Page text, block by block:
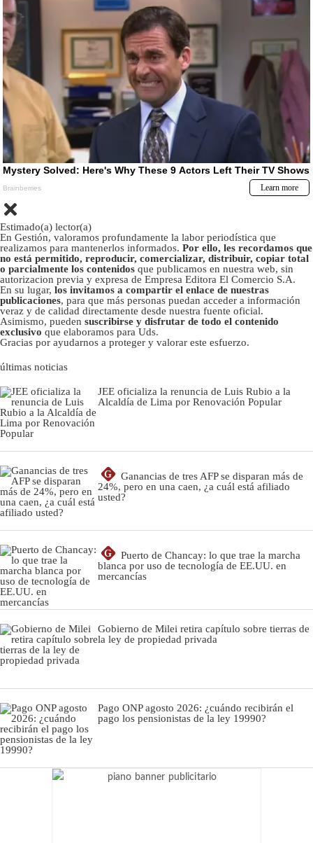
Estimado(a) lector(a)
En Gestión, valoramos profundamente la labor periodística que
realizamos para mantenerlos informados. Por ello, les recordamos que
no está permitido, reproducir, comercializar, distribuir, copiar total
o parcialmente los contenidos que publicamos en nuestra web, sin
autorizacion previa y expresa de Empresa Editora El Comercio S.A.
En su lugar, los invitamos a compartir el enlace de nuestras
publicaciones, para que más personas puedan acceder a información
veraz y de calidad directamente desde nuestra fuente oficial.
Asimismo, pueden suscribirse y disfrutar de todo el contenido
exclusivo que elaboramos para Uds.
Gracias por ayudarnos a proteger y valorar este esfuerzo.
últimas noticias
JEE oficializa la renuncia de Luis Rubio a la
Alcaldía de Lima por Renovación Popular
G
Ganancias de tres AFP se disparan más de
24%, pero en una caen, ¿a cuál está afiliado
usted?
G
Puerto de Chancay: lo que trae la marcha
blanca por uso de tecnología de EE.UU. en
mercancías
Gobierno de Milei retira capítulo sobre tierras de
la ley de propiedad privada
Pago ONP agosto 2026: ¿cuándo recibirán el
pago los pensionistas de la ley 19990?